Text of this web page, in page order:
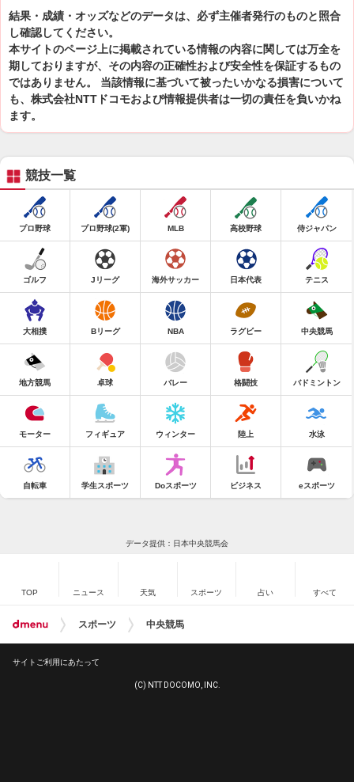
結果・成績・オッズなどのデータは、必ず主催者発行のものと照合
し確認してください。
本サイトのページ上に掲載されている情報の内容に関しては万全を
期しておりますが、その内容の正確性および安全性を保証するもの
ではありません。 当該情報に基づいて被ったいかなる損害について
も、株式会社NTTドコモおよび情報提供者は一切の責任を負いかね
ます。
競技一覧
プロ野球 プロ野球(2軍) MLB 高校野球 侍ジャパン
ゴルフ Jリーグ 海外サッカー 日本代表 テニス
大相撲 Bリーグ NBA ラグビー 中央競馬
地方競馬 卓球 バレー 格闘技 バドミントン
モーター フィギュア ウィンター 陸上 水泳
自転車 学生スポーツ Doスポーツ ビジネス eスポーツ
データ提供：日本中央競馬会
TOP ニュース 天気 スポーツ 占い すべて
スポーツ 中央競馬
サイトご利用にあたって
(C) NTT DOCOMO, INC.